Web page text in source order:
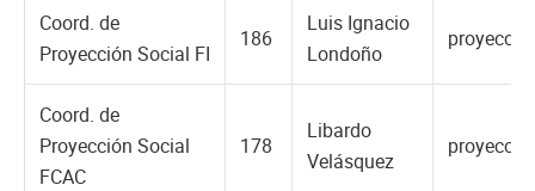
Coord. de
Proyección Social FI
186
Luis Ignacio
Londoño
Coord. de
Proyección Social
FCAC
178
Libardo
Velásquez